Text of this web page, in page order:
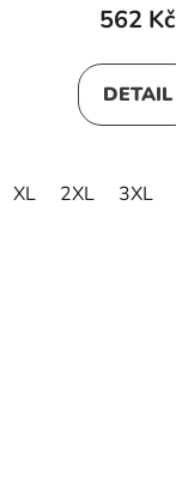
562 Kč
DETAIL
XL 2XL 3XL